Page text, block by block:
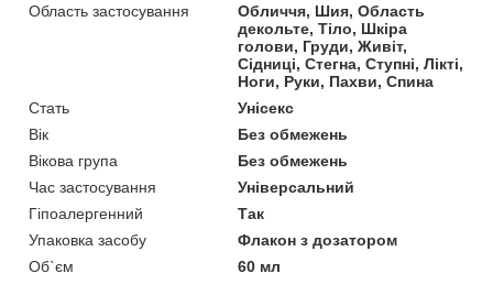
Область застосування
Обличчя, Шия, Область
декольте, Тіло, Шкіра
голови, Груди, Живіт,
Сідниці, Стегна, Ступні, Лікті,
Ноги, Руки, Пахви, Спина
Стать
Унісекс
Вік
Без обмежень
Вікова група
Без обмежень
Час застосування
Універсальний
Гіпоалергенний
Так
Упаковка засобу
Флакон з дозатором
Об`єм
60 мл